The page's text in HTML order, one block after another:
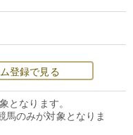
登録で見る
となります。
のみが対象となりま